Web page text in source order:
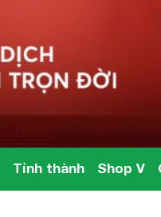
Tỉnh thành Shop V